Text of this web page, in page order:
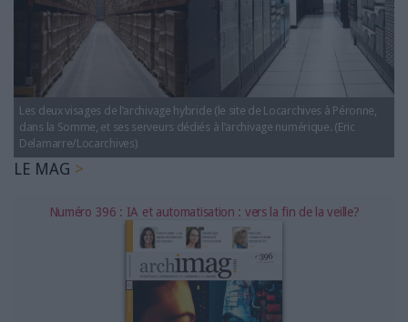
LES NEWSLETTERS
LE MAGAZINE
LES GUIDES PRATIQUES
LES BASES DE DONNÉES
L'ESPACE EMPLOI
L'AGENDA
L'ANNUAIRE DES ACTEURS
LES SUPPLÉMENTS
NOS OFFRES D'ABONNEMENTS
Les deux visages de l’archivage hybride (le site de Locarchives à Péronne,
dans la Somme, et ses serveurs dédiés à l’archivage numérique. (Eric
Delamarre/Locarchives)
LE MAG
Numéro 396 : IA et automatisation : vers la fin de la veille?